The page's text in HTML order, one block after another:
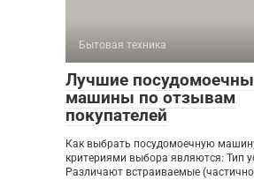
Бытовая техника
Лучшие
машины по отзывам
покупателей
Как выбрать посудомоечную
критериями выбора являются: Тип
Различают встраиваемые